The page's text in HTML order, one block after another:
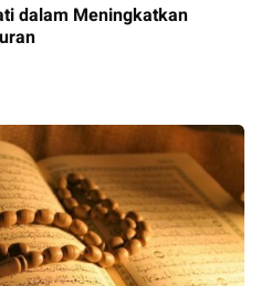
dalam Meningkatkan